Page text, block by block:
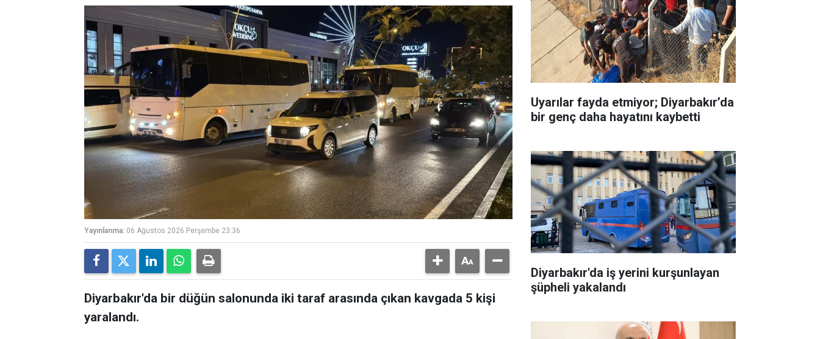
Yayınlanma: 06 Ağustos 2026 Perşembe 23:36
Diyarbakır'da bir düğün salonunda iki taraf arasında çıkan kavgada 5 kişi
yaralandı.
Uyarılar fayda etmiyor; Diyarbakır’da
bir genç daha hayatını kaybetti
Diyarbakır'da iş yerini kurşunlayan
şüpheli yakalandı